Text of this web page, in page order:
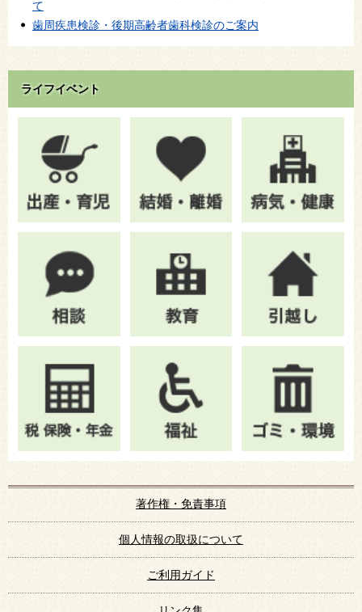
て
歯周疾患検診・後期高齢者歯科検診のご案内
ライフイベント
著作権・免責事項
個人情報の取扱について
ご利用ガイド